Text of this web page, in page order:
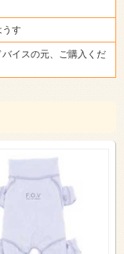
うす
イスの元、ご購入くだ